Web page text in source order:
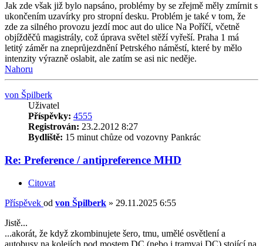
Jak zde však již bylo napsáno, problémy by se zřejmě měly zmírnit s
ukončením uzavírky pro stropní desku. Problém je také v tom, že
zde za silného provozu jezdí moc aut do ulice Na Poříčí, včetně
objížděčů magistrály, což úprava světel stěží vyřeší. Praha 1 má
letitý záměr na zneprůjezdnění Petrského náměstí, které by mělo
intenzity výrazně oslabit, ale zatím se asi nic neděje.
Nahoru
von Špilberk
Uživatel
Příspěvky: 4555
Registrován: 23.2.2012 8:27
Bydliště: 15 minut chůze od vozovny Pankrác
Re: Preference / antipreference MHD
Citovat
Příspěvek od von Špilberk » 29.11.2025 6:55
Jistě...
...akorát, že když zkombinujete šero, tmu, umělé osvětlení a
autobusy na kolejích pod mostem DC (nebo i tramvaj DC) stojící na